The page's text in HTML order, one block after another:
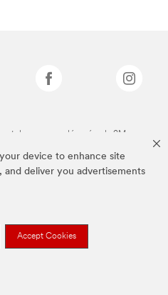
device to enhance site
and deliver you advertisements
Accept Cookies
des marques déposées de 3M.